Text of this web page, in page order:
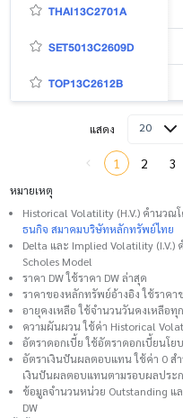
THAI13C2701A
SET5013C2609D
TOP13C2612B
แสดง 20
1 2 3
หมายเหตุ
Historical Volatility (H.V.) คำนวณ
ธนกิจ สมาคมบริษัทหลักทรัพย์ไทย
Delta และ Implied Volatility
Scholes Model
ราคา DW ใช้ราคา DW ล่าสุด
ราคาของหลักทรัพย์อ้างอิง ใช้ราค
อายุคงเหลือ ใช้จำนวนวันคงเหลือ
ความผันผวน ใช้ค่า Historical
อัตราดอกเบี้ย ใช้อัตราดอกเบี้ยนโย
อัตราเงินปันผลตอบแทน ใช้ค่า 0 ส
เงินปันผลตอบแทนตามรอบผลประ
ข้อมูลจำนวนหน่วย Outstanding แ
DW